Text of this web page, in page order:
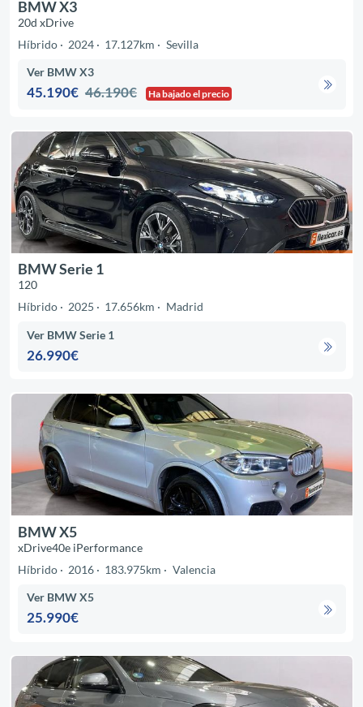
BMW X3
20d xDrive
Híbrido
2024 17.127km Sevilla
Ver BMW X3
45.190€ 46.190€ Ha bajado el precio
BMW Serie 1
120
Híbrido
2025 17.656km Madrid
Ver BMW Serie 1
26.990€
BMW X5
xDrive40e iPerformance
Híbrido
2016 183.975km Valencia
Ver BMW X5
25.990€